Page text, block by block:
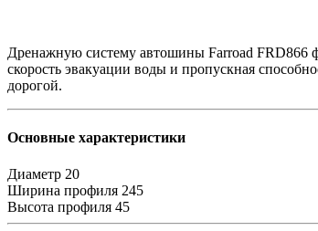
Дренажную систему автошины Farroad FRD866
скорость эвакуации воды и пропускная
дорогой.
Основные характеристики
Диаметр 20
Ширина профиля 245
Высота профиля 45